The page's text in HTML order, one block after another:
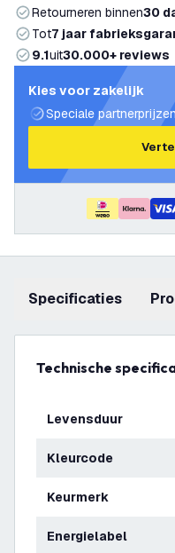
Retourneren binnen30
Tot7 jaar
9.1uit30.000+ reviews
Kies voor zakelijk
Speciale partnerprijzen
Specificaties
Technische
Levensduur
Kleurcode
Keurmerk
Energielabel